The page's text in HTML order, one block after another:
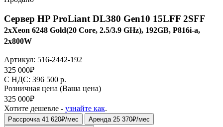
Сервер HP ProLiant DL380 Gen10 15LFF 2SFF
2xXeon 6248 Gold(20 Core, 2.5/3.9 GHz), 192GB, P816i-a,
2x800W
Артикул: 516-2442-192
325 000₽
C НДС: 396 500 р.
Розничная цена (Ваша цена)
325 000₽
Хотите дешевле - узнайте как.
Рассрочка 41 620₽/мес
Аренда 25 370₽/мес